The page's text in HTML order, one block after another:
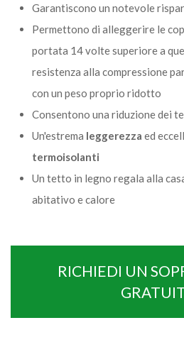
Garantiscono un notevole
Permettono di alleggerire le
portata 14 volte superiore a
resistenza alla compressione
con un peso proprio ridotto
Consentono una riduzione dei
Un'estrema leggerezza ed
termoisolanti
Un tetto in legno regala alla
abitativo e calore
RICHIEDI UN